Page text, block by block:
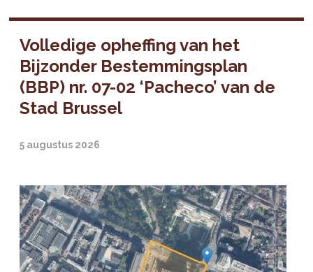
Volledige opheffing van het
Bijzonder Bestemmingsplan
(BBP) nr. 07-02 ‘Pacheco’ van de
Stad Brussel
5 augustus 2026